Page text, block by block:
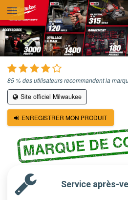
Aller au contenu principal
85 % des utilisateurs recommandent la
Site officiel Milwaukee
ENREGISTRER MON PRODUIT
MARQUE DE
Service après-